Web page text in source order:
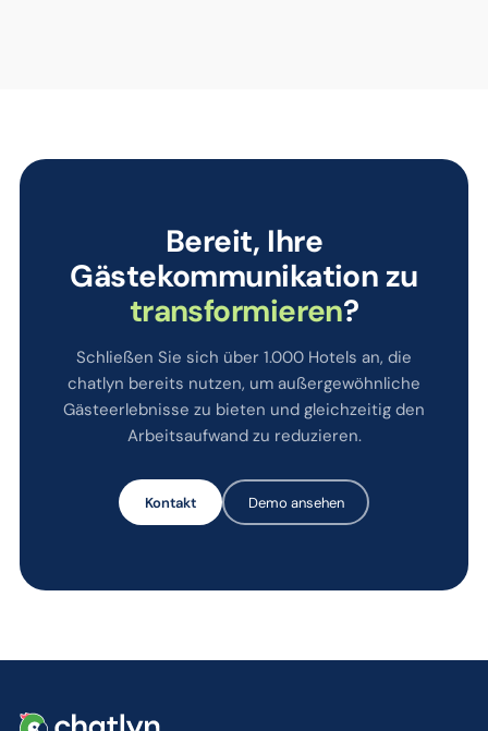
Bereit, Ihre
Gästekommunikation zu
transformieren?
Schließen Sie sich über 1.000 Hotels an, die
chatlyn bereits nutzen, um außergewöhnliche
Gästeerlebnisse zu bieten und gleichzeitig den
Arbeitsaufwand zu reduzieren.
Kontakt Demo ansehen